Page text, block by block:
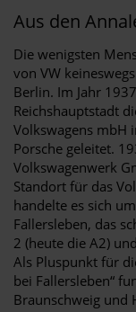
Aus den
Die wenigsten
von VW
Berlin. Im Jahr
Reichshauptstadt
Volkswagens mbH
Porsche geleitet.
Volkswagenwerk
Standort für das
handelte es sich
Fallersleben, das
2 (heute die A2)
Als Pluspunkt für
bei Fallersleben“
Braunschweig und